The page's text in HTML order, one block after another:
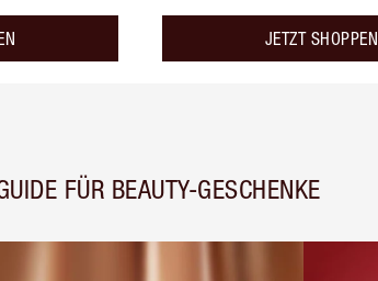
JETZT SHOPPEN
FÜR BEAUTY-GESCHENKE